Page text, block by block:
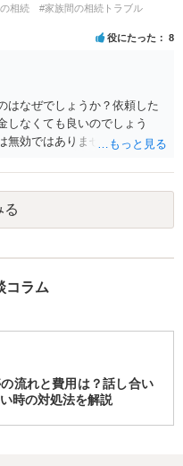
相続
#家族間の相続トラブル
役にたった 8
はなぜでしょうか？依頼した
しなくても良いのでしょう
は無効ではありませんか？
所属する弁護士会に相談さ
士は脳梗塞で倒れたようで
た弁護士の判断で復代理を
有効なのかという問題もあ
る
コラム
流れと費用は？話し合い
時の対処法を解説